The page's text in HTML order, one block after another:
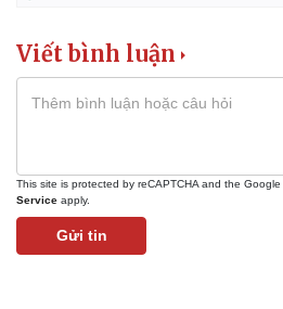
Viết bình luận
This site is protected by reCAPTCHA and the Google
Service apply.
Gửi tin